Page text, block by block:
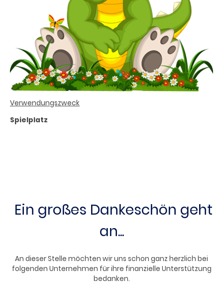
Verwendungszweck
Spielplatz
Ein großes Dankeschön geht
an...
An dieser Stelle möchten wir uns schon ganz herzlich bei
folgenden Unternehmen für ihre finanzielle Unterstützung
bedanken.